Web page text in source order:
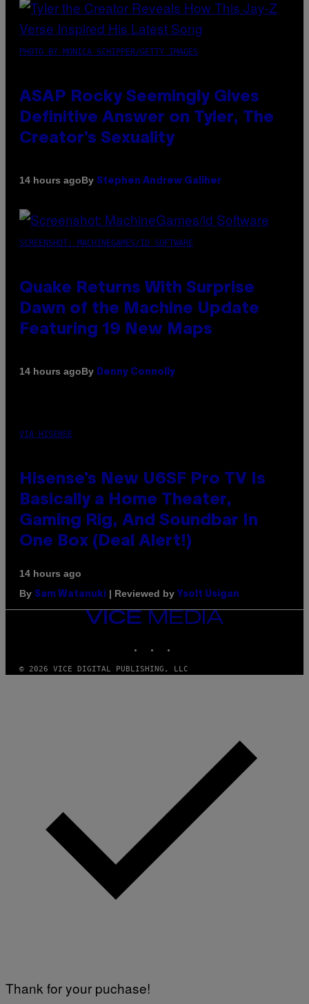
PHOTO BY MONICA SCHIPPER/GETTY IMAGES
ASAP Rocky Seemingly Gives
Definitive Answer on Tyler, The
Creator’s Sexuality
14 hours agoBy Stephen Andrew Galiher
SCREENSHOT: MACHINEGAMES/ID SOFTWARE
Quake Returns With Surprise
Dawn of the Machine Update
Featuring 19 New Maps
14 hours agoBy Denny Connolly
VIA HISENSE
Hisense’s New U6SF Pro TV Is
Basically a Home Theater,
Gaming Rig, And Soundbar In
One Box (Deal Alert!)
14 hours ago
By Sam Watanuki | Reviewed by Ysolt Usigan
VICE
MEDIA
© 2026 VICE DIGITAL PUBLISHING, LLC
Thank for your puchase!